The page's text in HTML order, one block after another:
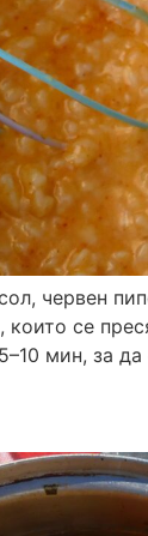
червен
се
мин, за